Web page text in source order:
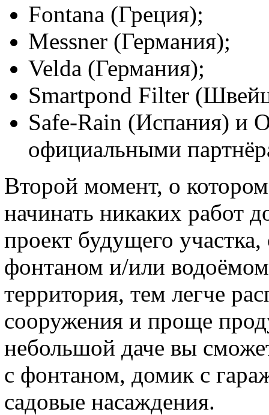
Fontana (Греция);
Messner (Германия);
Velda (Германия);
Smartpond Filter
Safe-Rain (Испания) и
официальными
Второй момент, о
начинать никаких работ
проект будущего
фонтаном и/или
территория, тем легче
сооружения и проще
небольшой даче вы
с фонтаном, домик с
садовые насаждения.